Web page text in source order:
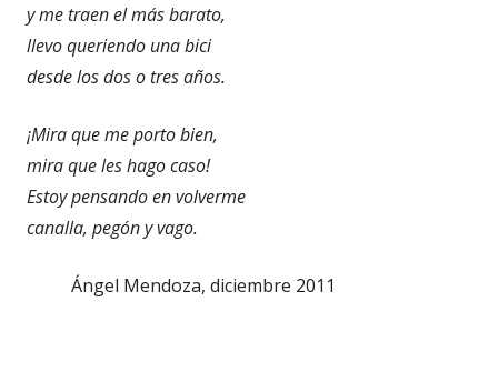
y me traen el más barato,
llevo queriendo una bici
desde los dos o tres años.
¡Mira que me porto bien,
mira que les hago caso!
Estoy pensando en volverme
canalla, pegón y vago.
Ángel Mendoza, diciembre 2011